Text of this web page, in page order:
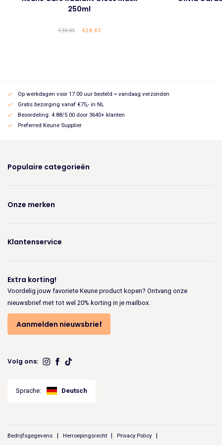
250ml
€33.45
Oorspronkelijke
€28.43Huidige
Op werkdagen voor 17.00 uur besteld = vandaag verzonden
Gratis bezorging vanaf €75,- in NL
Beoordeling: 4.88/5.00 door 3640+ klanten
Preferred Keune Supplier
Populaire categorieën
Onze merken
Klantenservice
Extra korting!
Voordelig jouw favoriete Keune product kopen? Ontvang onze
nieuwsbrief met tot wel 20% korting in je mailbox.
Aanmelden nieuwsbrief
Volg ons:
Sprache: Deutsch
Bedrijfsgegevens Herroepingsrecht
Privacy Policy